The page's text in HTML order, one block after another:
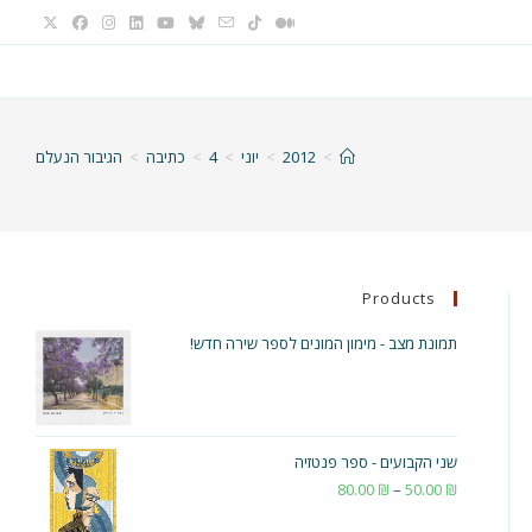
>
2012
> יוני >
4
> כתיבה > הגיבור הנעלם
Products
תמונת מצב - מימון המונים לספר שירה חדש!
שני הקבועים - ספר פנטזיה
50.00 ₪
–
80.00 ₪
טווח